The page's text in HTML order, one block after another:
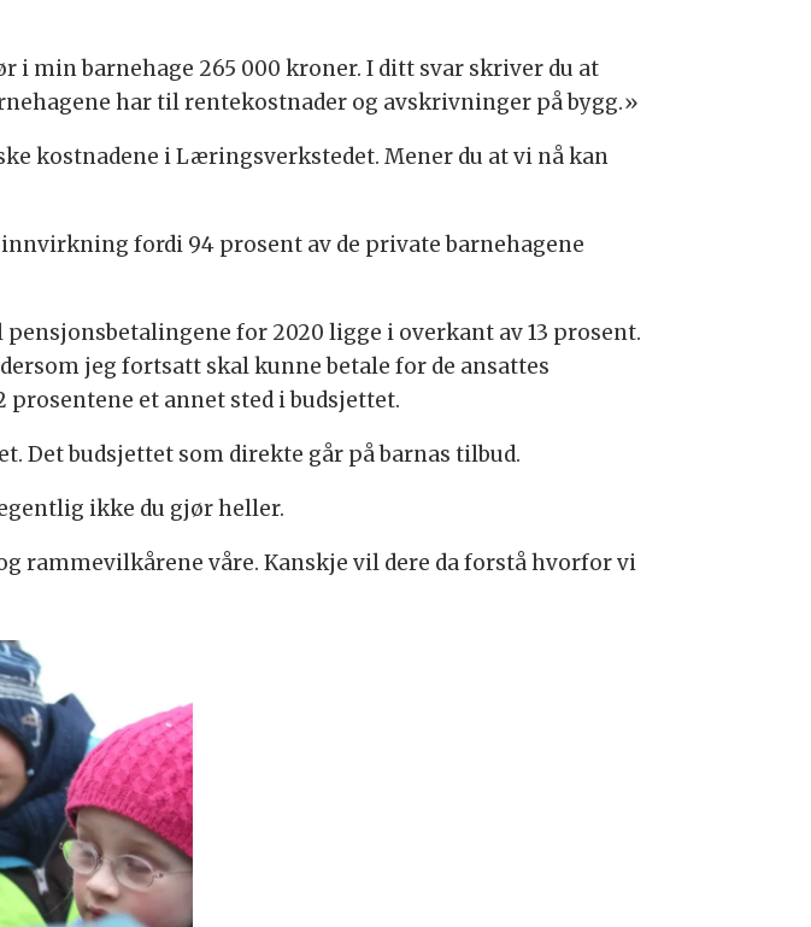
i min barnehage 265 000 kroner. I ditt svar skriver du at
har til rentekostnader og avskrivninger på bygg.»
kostnadene i Læringsverkstedet. Mener du at vi nå kan
fordi 94 prosent av de private barnehagene
for 2020 ligge i overkant av 13 prosent.
jeg fortsatt skal kunne betale for de ansattes
prosentene et annet sted i budsjettet.
Det budsjettet som direkte går på barnas tilbud.
ikke du gjør heller.
rammevilkårene våre. Kanskje vil dere da forstå hvorfor vi